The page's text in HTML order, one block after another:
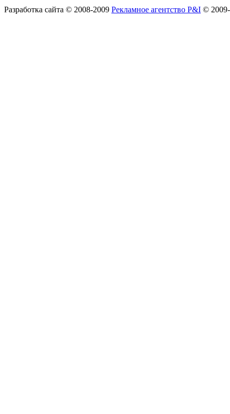
Разработка сайта © 2008-2009 Рекламное агентство P&I ©